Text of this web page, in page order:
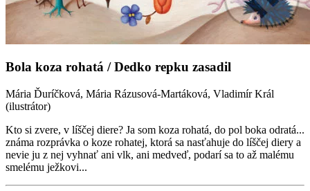
Bola koza rohatá / Dedko repku zasadil
Mária Ďuríčková, Mária Rázusová-Martáková, Vladimír Král
(ilustrátor)
Kto si zvere, v líščej diere? Ja som koza rohatá, do pol boka odratá...
známa rozprávka o koze rohatej, ktorá sa nasťahuje do líščej diery a
nevie ju z nej vyhnať ani vlk, ani medveď, podarí sa to až malému
smelému ježkovi...